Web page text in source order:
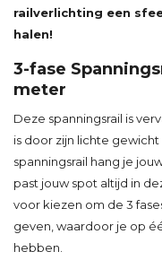
railverlichting een
halen!
3-fase
meter
Deze spanningsrail is
is door zijn lichte
spanningsrail hang je
past jouw spot altijd in
voor kiezen om de 3
geven, waardoor je op
hebben.